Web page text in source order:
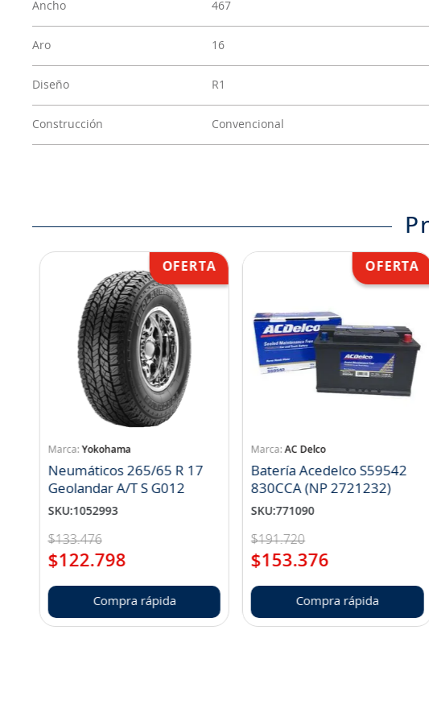
Ancho 467
Aro 16
Diseño R1
Construcción Convencional
Yokohama
Neumáticos 265/65 R 17
Geolandar A/T S G012
SKU:1052993
$133.476
$122.798
Compra rápida
AC Delco
Batería Acedelco S59542
830CCA (NP 2721232)
SKU:771090
$191.720
$153.376
Compra rápida